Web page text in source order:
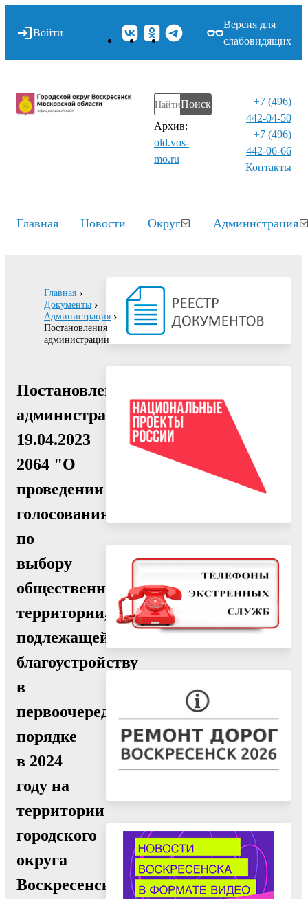
Войти
Версия для
слабовидящих
Поиск
Архив:
old.vos-
mo.ru
+7 (496)
442-04-50
+7 (496)
442-06-66
Контакты⁠
Главная Новости Округ Администрация
Главная
Документы
Администрация
Постановления
администрации
Постановление
администрации
19.04.2023
2064 "О
проведении
голосования
по
выбору
общественной
территории,
подлежащей
благоустройству
в
первоочередном
порядке
в 2024
году на
территории
городского
округа
Воскресенск